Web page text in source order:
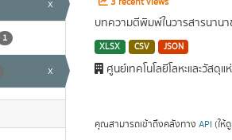
x
1
x
บทความตีพิมพ์ในวารสารนาน
XLSX CSV JSON
ศูนย์เทคโนโลยีโลหะและวัสดุแ
คุณสามารถเข้าถึงคลังทาง API (ให้ดู